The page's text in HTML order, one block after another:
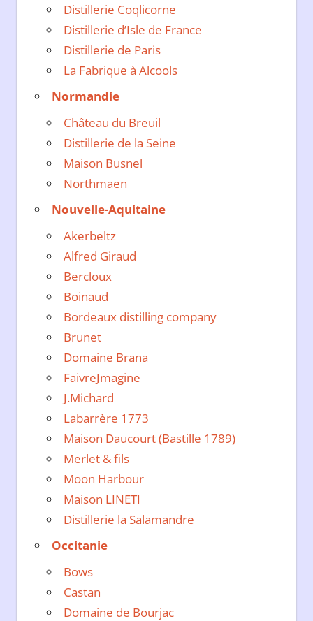
Distillerie Coqlicorne
Distillerie d’Isle de France
Distillerie de Paris
La Fabrique à Alcools
Normandie
Château du Breuil
Distillerie de la Seine
Maison Busnel
Northmaen
Nouvelle-Aquitaine
Akerbeltz
Alfred Giraud
Bercloux
Boinaud
Bordeaux distilling company
Brunet
Domaine Brana
FaivreJmagine
J.Michard
Labarrère 1773
Maison Daucourt (Bastille 1789)
Merlet & fils
Moon Harbour
Maison LINETI
Distillerie la Salamandre
Occitanie
Bows
Castan
Domaine de Bourjac